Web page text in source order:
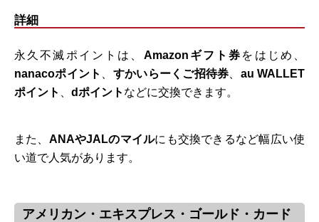
詳細
永久不滅ポイントは、 Amazonギフト券 をはじめ、
nanacoポイント
すかいらーくご招待券
au WALLET
ポイント
dポイント などに交換できます。
また、 ANAやJALのマイルにも交換できるなど幅広い使
い道で人気があります。
アメリカン・エキスプレス・ゴールド・カード